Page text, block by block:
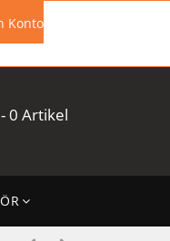
Konto
0 Artikel